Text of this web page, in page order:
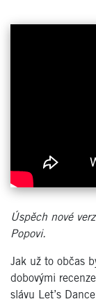
Úspěch nové
Popovi.
Jak už to občas
dobovými
slávu Let’s